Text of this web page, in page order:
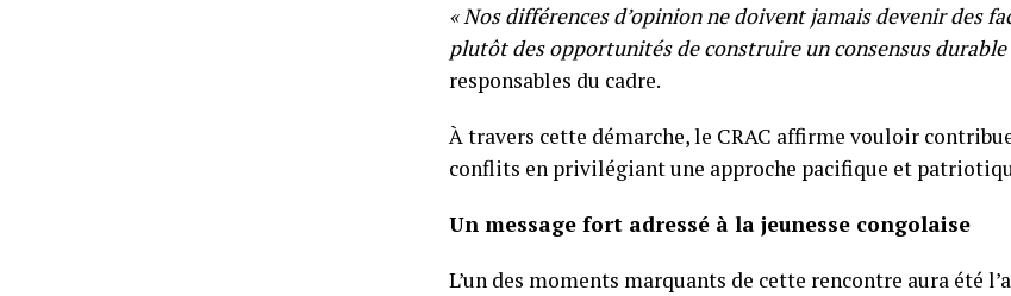
« Nos différences d’opinion ne doivent jamais devenir des
plutôt des opportunités de construire un consensus durable
responsables du cadre.
À travers cette démarche, le CRAC affirme vouloir
conflits en privilégiant une approche pacifique et
Un message fort adressé à la jeunesse congolaise
L’un des moments marquants de cette rencontre aura été